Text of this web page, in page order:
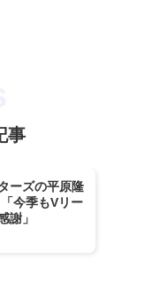
事
ーズの平原隆
今季もVリー
謝」